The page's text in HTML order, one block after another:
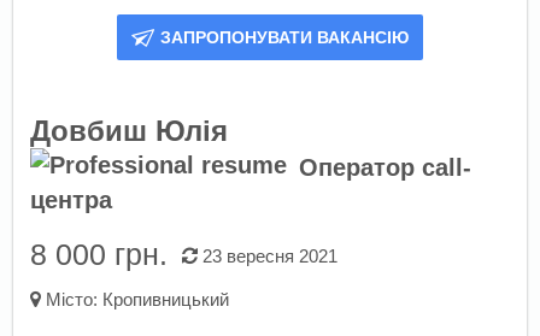
ЗАПРОПОНУВАТИ ВАКАНСІЮ
Довбиш Юлія
Оператор call-
центра
8 000 грн. 23 вересня 2021
Місто: Кропивницький